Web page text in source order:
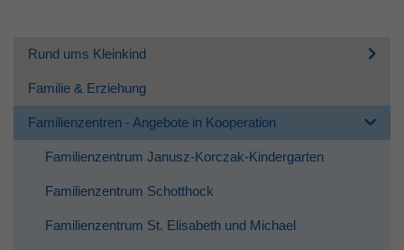
Rund ums Kleinkind
Familie & Erziehung
Familienzentren - Angebote in Kooperation
Familienzentrum Janusz-Korczak-Kindergarten
Familienzentrum Schotthock
Familienzentrum St. Elisabeth und Michael